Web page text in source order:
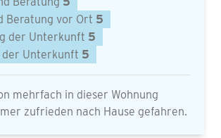
Beratung vor Ort 5
der Unterkunft 5
der Unterkunft 5
mehrfach in dieser Wohnung
zufrieden nach Hause gefahren.